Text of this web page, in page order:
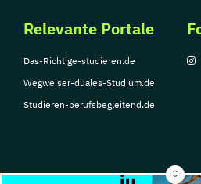
Relevante Portale
Das-Richtige-studieren.de
Wegweiser-duales-Studium.de
Studieren-berufsbegleitend.de